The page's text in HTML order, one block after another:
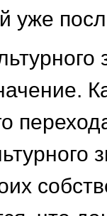
уже